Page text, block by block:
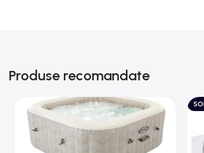
Produse recomandate